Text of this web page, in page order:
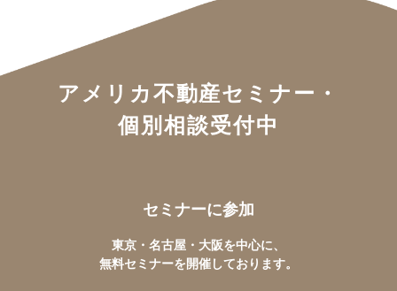
アメリカ不動産セミナー・
個別相談受付中
セミナーに参加
東京・名古屋・大阪を中心に、
無料セミナーを開催しております。